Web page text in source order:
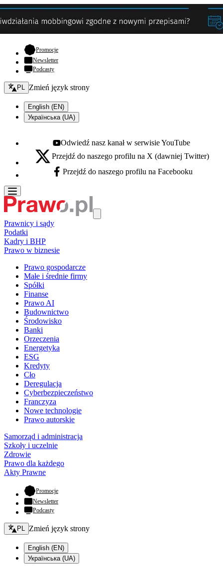
Promocje- otwiera się w nowej karcie
Newsletter
Podcasty
Zmień język - bieżący:
PL Zmień język strony
English (EN)
Українська (UA)
Youtube - otwiera się w nowej karcie
Odwiedź nasz kanał w serwisie YouTube
X - otwiera się w nowej karcie
Przejdź do naszego profilu na X (dawniej Twitter)
Facebook - otwiera się w nowej karcie
Przejdź do naszego profilu na Facebooku
Prawnicy i sądy
Podatki
Kadry i BHP
Prawo w biznesie
Prawo gospodarcze
Małe i średnie firmy
Spółki
Finanse
Prawo AI
Budownictwo
Środowisko
Banki
Orzeczenia
Energetyka
ESG
Kredyty
Cło
Deregulacja
Cyberbezpieczeństwo
Franczyza
Nowe technologie
Prawo autorskie
Samorząd i administracja
Szkoły i uczelnie
Zdrowie
Prawo dla każdego
Akty Prawne
Promocje- otwiera się w nowej karcie
Newsletter
Podcasty
Zmień język - bieżący:
PL Zmień język strony
English (EN)
Українська (UA)